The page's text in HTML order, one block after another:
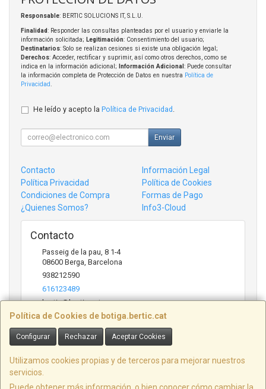
Política de Cookies de botiga.bertic.cat
Configurar Rechazar Aceptar Cookies
Utilizamos cookies propias y de terceros para mejorar nuestros
servicios.
Responsable: BERTIC SOLUCIONS IT, S.L.U.
Finalidad: Responder las consultas planteadas por el usuario y enviarle la
información solicitada; Legitimación: Consentimiento del usuario;
Destinatarios: Solo se realizan cesiones si existe una obligación legal;
Derechos: Acceder, rectificar y suprimir, así como otros derechos, como se
indica en la información adicional;
Información Adicional : Puede consultar
la información completa de Protección de Datos en nuestra Política de
Privacidad
He leído y acepto la Política de Privacidad
Enviar
Contacto
Información Legal
Política Privacidad
Política de Cookies
Condiciones de Compra
Formas de Pago
¿Quienes Somos?
Info3-Cloud
Contacto
Passeig de la pau, 8 1-4
08600 Berga Barcelona
938212590
616123489
bertic@bertic.cat
Horario
Lunes a Viernes (9h-14h | 15h-18h)